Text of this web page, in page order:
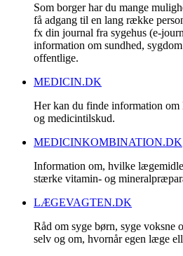
Som borger har du mange
få adgang til en lang række
fx din journal fra sygehus (e-
information om sundhed,
offentlige.
MEDICIN.DK
Her kan du finde information
og medicintilskud.
MEDICINKOMBINATION.DK
Information om, hvilke
stærke vitamin- og
LÆGEVAGTEN.DK
Råd om syge børn, syge voksne
selv og om, hvornår egen læge